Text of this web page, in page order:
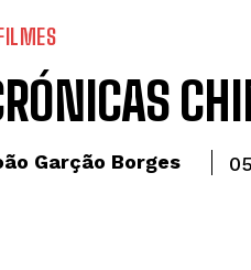
Garção Borges